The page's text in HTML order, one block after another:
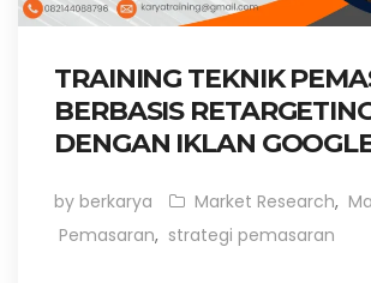
TRAINING TEKNIK
BERBASIS
DENGAN IKLAN
by berkarya Market Research,
Pemasaran, strategi pemasaran